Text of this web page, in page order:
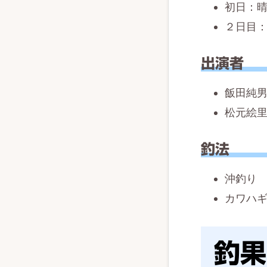
初日：
２日目
出演者
飯田純男
松元絵
釣法
沖釣り
カワハ
釣果